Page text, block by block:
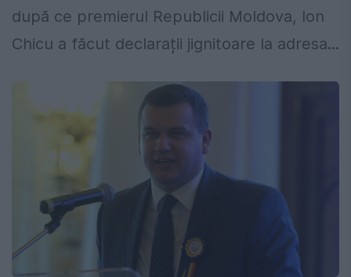
după ce premierul Republicii Moldova, Ion
Chicu a făcut declarații jignitoare la adresa...